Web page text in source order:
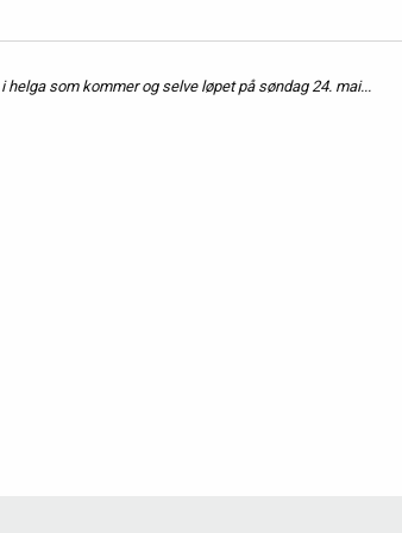
som kommer og selve løpet på søndag 24. mai...